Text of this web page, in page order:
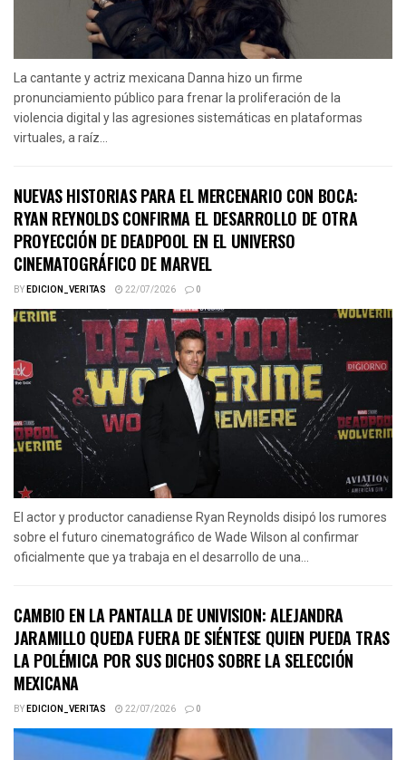
La cantante y actriz mexicana Danna hizo un firme
pronunciamiento público para frenar la proliferación de la
violencia digital y las agresiones sistemáticas en plataformas
virtuales, a raíz...
NUEVAS HISTORIAS PARA EL MERCENARIO CON BOCA:
RYAN REYNOLDS CONFIRMA EL DESARROLLO DE OTRA
PROYECCIÓN DE DEADPOOL EN EL UNIVERSO
CINEMATOGRÁFICO DE MARVEL
BYEDICION_VERITAS 22/07/2026 0
El actor y productor canadiense Ryan Reynolds disipó los rumores
sobre el futuro cinematográfico de Wade Wilson al confirmar
oficialmente que ya trabaja en el desarrollo de una...
CAMBIO EN LA PANTALLA DE UNIVISION: ALEJANDRA
JARAMILLO QUEDA FUERA DE SIÉNTESE QUIEN PUEDA TRAS
LA POLÉMICA POR SUS DICHOS SOBRE LA SELECCIÓN
MEXICANA
BYEDICION_VERITAS 22/07/2026 0